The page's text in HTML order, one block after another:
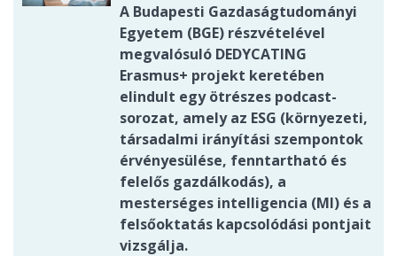
A Budapesti Gazdaságtudományi
Egyetem (BGE) részvételével
megvalósuló DEDYCATING
Erasmus+ projekt keretében
elindult egy ötrészes podcast-
sorozat, amely az ESG (környezeti,
társadalmi irányítási szempontok
érvényesülése, fenntartható és
felelős gazdálkodás), a
mesterséges intelligencia (MI) és a
felsőoktatás kapcsolódási pontjait
vizsgálja.